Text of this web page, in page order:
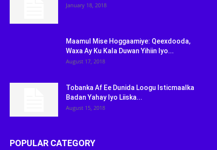
January 18, 2018
Maamul Mise Hoggaamiye: Qeexdooda,
Waxa Ay Ku Kala Duwan Yihiin Iyo...
August 17, 2018
Tobanka Af Ee Dunida Loogu Isticmaalka
Badan Yahay Iyo Liiska...
August 15, 2018
POPULAR CATEGORY